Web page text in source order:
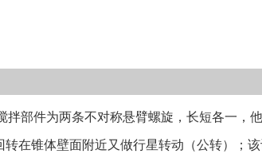
作，需要指出
动螺旋长短臂
体在料仓做公
类来订（设备
件为两条不对称悬臂螺旋，长短各一，
在锥体壁面附近又做行星转动（公转）；